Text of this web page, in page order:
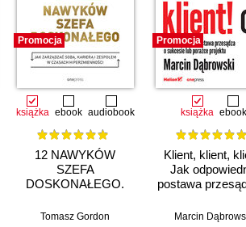
Promocja
książka ebook audiobook
12 NAWYKÓW
SZEFA
DOSKONAŁEGO.
karierą i zespołem w
Tomasz Gordon
Promocja
książka ebook
Klient, klient,
Jak
postawa
projektu
Marcin